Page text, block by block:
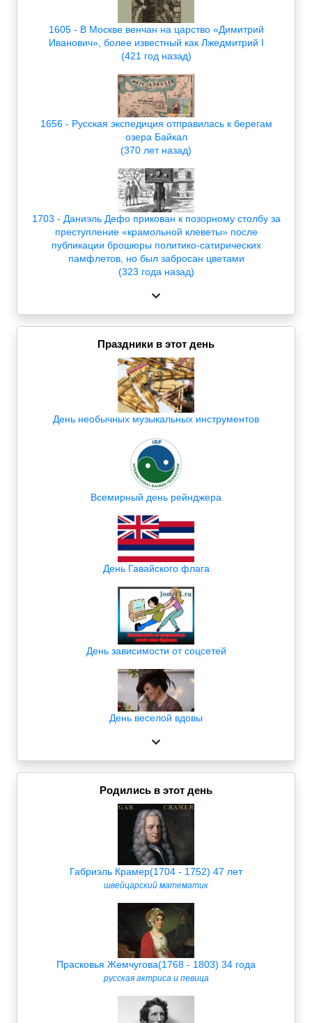
1605 - В Москве венчан на царство «Димитрий
Иванович», более известный как Лжедмитрий I
(421 год назад)
1656 - Русская экспедиция отправилась к берегам
озера Байкал
(370 лет назад)
1703 - Даниэль Дефо прикован к позорному столбу за
преступление «крамольной клеветы» после
публикации брошюры политико-сатирических
памфлетов, но был забросан цветами
(323 года назад)
Праздники в этот день
День необычных музыкальных инструментов
Всемирный день рейнджера
День Гавайского флага
День зависимости от соцсетей
День веселой вдовы
Родились в этот день
Габриэль Крамер(1704 - 1752) 47 лет
швейцарский математик
Прасковья Жемчугова(1768 - 1803) 34 года
русская актриса и певица